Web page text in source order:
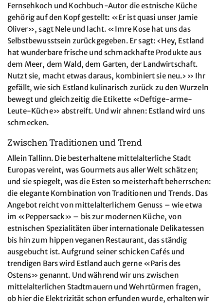
Fernsehkoch und Kochbuch-Autor die estnische Küche
gehörig auf den Kopf gestellt: «Er ist quasi unser Jamie
Oliver», sagt Nele und lacht. «Imre Kose hat uns das
Selbstbewusstsein zurückgegeben. Er sagt: ‹Hey, Estland
hat wunderbare frische und schmackhafte Produkte aus
dem Meer, dem Wald, dem Garten, der Landwirtschaft.
Nutzt sie, macht etwas daraus, kombiniert sie neu.›» Ihr
gefällt, wie sich Estland kulinarisch zurück zu den Wurzeln
bewegt und gleichzeitig die Etikette «Deftige-arme-
Leute-Küche» abstreift. Und wir ahnen: Estland wird uns
schmecken.
Zwischen Traditionen und Trend
Allein Tallinn. Die besterhaltene mittelalterliche Stadt
Europas vereint, was Gourmets aus aller Welt schätzen;
und sie spiegelt, was die Esten so meisterhaft beherrschen:
die elegante Kombination von Traditionen und Trends. Das
Angebot reicht von mittelalterlichem Genuss – wie etwa
im «Peppersack» – bis zur modernen Küche, von
estnischen Spezialitäten über internationale Delikatessen
bis hin zum hippen veganen Restaurant, das ständig
ausgebucht ist. Aufgrund seiner schicken Cafés und
trendigen Bars wird Estland auch gerne «Paris des
Ostens» genannt. Und während wir uns zwischen
mittelalterlichen Stadtmauern und Wehrtürmen fragen,
ob hier die Elektrizität schon erfunden wurde, erhalten wir